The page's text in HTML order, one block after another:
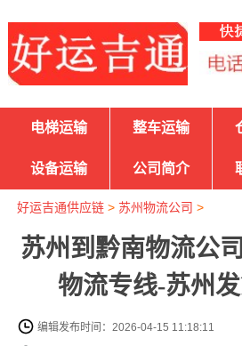
电梯运输 整车运输
设备运输 公司简介
好运吉通供应链> 苏州物流公司 >
苏州到黔南物流公
物流专线-苏州
编辑发布时间：2026-04-15 11:18:11